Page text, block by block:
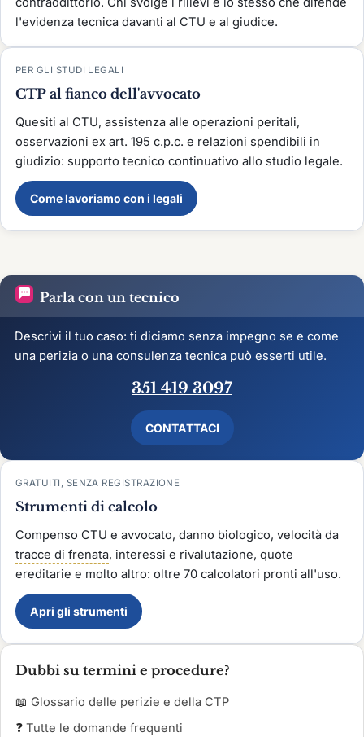
l'evidenza tecnica davanti al CTU e al giudice.
PER GLI STUDI LEGALI
CTP al fianco dell'avvocato
Quesiti al CTU, assistenza alle operazioni peritali,
osservazioni ex art. 195 c.p.c. e relazioni spendibili in
giudizio: supporto tecnico continuativo allo studio legale.
Come lavoriamo con i legali
Parla con un tecnico
Descrivi il tuo caso: ti diciamo senza impegno se e come
una perizia o una consulenza tecnica può esserti utile.
351 419 3097
CONTATTACI
GRATUITI, SENZA REGISTRAZIONE
Strumenti di calcolo
Compenso CTU e avvocato, danno biologico, velocità da
tracce di frenata, interessi e rivalutazione, quote
ereditarie e molto altro: oltre 70 calcolatori pronti all'uso.
Apri gli strumenti
Dubbi su termini e procedure?
📖 Glossario delle perizie e della CTP
❓ Tutte le domande frequenti